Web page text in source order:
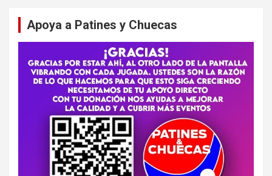
Apoya a Patines y Chuecas